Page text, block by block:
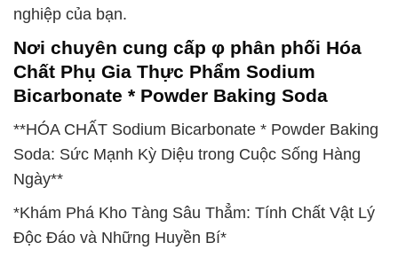
nghiệp của bạn.
Nơi chuyên cung cấp φ phân phối Hóa
Chất Phụ Gia Thực Phẩm Sodium
Bicarbonate * Powder Baking Soda
**HÓA CHẤT Sodium Bicarbonate * Powder Baking
Soda: Sức Mạnh Kỳ Diệu trong Cuộc Sống Hàng
Ngày**
*Khám Phá Kho Tàng Sâu Thẳm: Tính Chất Vật Lý
Độc Đáo và Những Huyền Bí*